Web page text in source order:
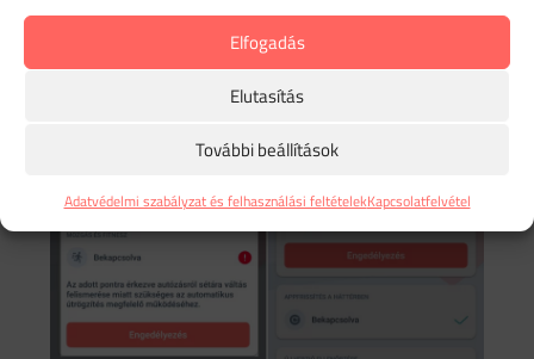
Elfogadás
Elutasítás
További beállítások
Adatvédelmi szabályzat és felhasználási feltételekKapcsolatfelvétel